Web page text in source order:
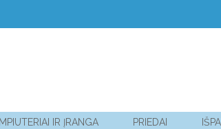
IR ĮRANGA PRIEDAI